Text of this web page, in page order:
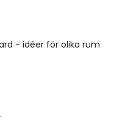
- idéer för olika rum